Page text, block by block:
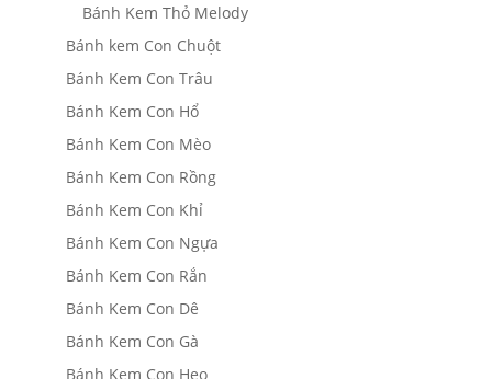
Bánh Kem Thỏ Melody
Bánh kem Con Chuột
Bánh Kem Con Trâu
Bánh Kem Con Hổ
Bánh Kem Con Mèo
Bánh Kem Con Rồng
Bánh Kem Con Khỉ
Bánh Kem Con Ngựa
Bánh Kem Con Rắn
Bánh Kem Con Dê
Bánh Kem Con Gà
Bánh Kem Con Heo